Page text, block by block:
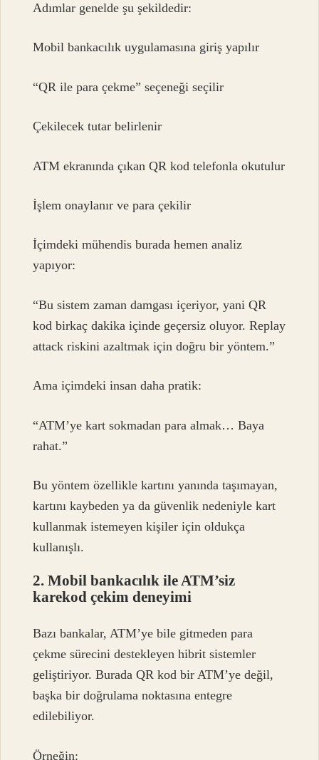
Adımlar genelde şu şekildedir:
Mobil bankacılık uygulamasına giriş yapılır
“QR ile para çekme” seçeneği seçilir
Çekilecek tutar belirlenir
ATM ekranında çıkan QR kod telefonla okutulur
İşlem onaylanır ve para çekilir
İçimdeki mühendis burada hemen analiz
yapıyor:
“Bu sistem zaman damgası içeriyor, yani QR
kod birkaç dakika içinde geçersiz oluyor. Replay
attack riskini azaltmak için doğru bir yöntem.”
Ama içimdeki insan daha pratik:
“ATM’ye kart sokmadan para almak… Baya
rahat.”
Bu yöntem özellikle kartını yanında taşımayan,
kartını kaybeden ya da güvenlik nedeniyle kart
kullanmak istemeyen kişiler için oldukça
kullanışlı.
2. Mobil bankacılık ile ATM’siz
karekod çekim deneyimi
Bazı bankalar, ATM’ye bile gitmeden para
çekme sürecini destekleyen hibrit sistemler
geliştiriyor. Burada QR kod bir ATM’ye değil,
başka bir doğrulama noktasına entegre
edilebiliyor.
Örneğin: